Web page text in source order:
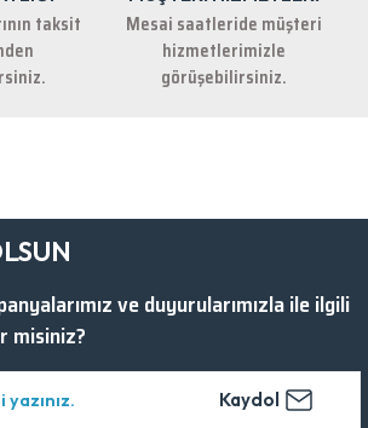
taksit
Mesai saatleride müşteri
hizmetlerimizle
görüşebilirsiniz.
ve duyurularımızla ile ilgili
misiniz?
Kaydol